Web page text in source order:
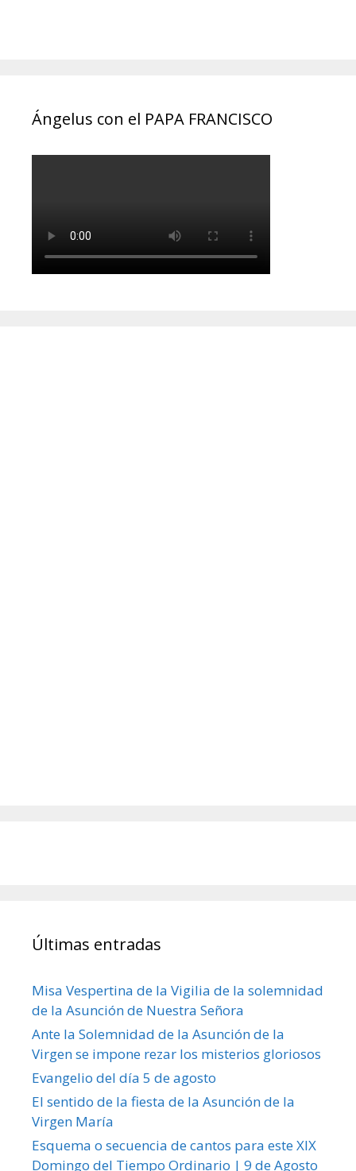
Ángelus con el PAPA FRANCISCO
Últimas entradas
Misa Vespertina de la Vigilia de la solemnidad
de la Asunción de Nuestra Señora
Ante la Solemnidad de la Asunción de la
Virgen se impone rezar los misterios gloriosos
Evangelio del día 5 de agosto
El sentido de la fiesta de la Asunción de la
Virgen María
Esquema o secuencia de cantos para este XIX
Domingo del Tiempo Ordinario | 9 de Agosto